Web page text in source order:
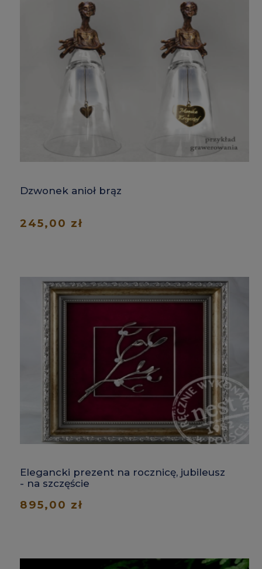
Dzwonek anioł brąz
245,00 zł
Elegancki prezent na rocznicę, jubileusz
- na szczęście
895,00 zł